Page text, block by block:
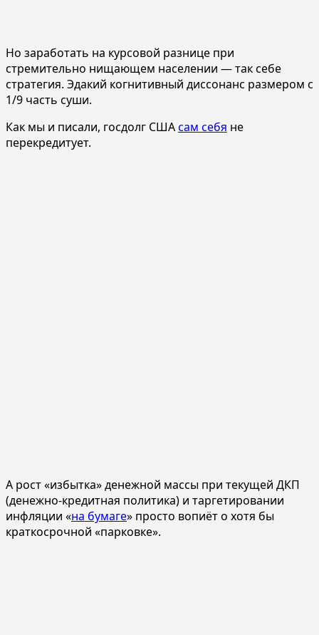
Но заработать на курсовой разнице при
стремительно нищающем населении — так себе
стратегия. Эдакий когнитивный диссонанс размером с
1/9 часть суши.
Как мы и писали, госдолг СШАсам себя не
перекредитует.
А рост «избытка» денежной массы при текущей ДКП
(денежно-кредитная политика) и таргетировании
инфляции «на бумаге» просто вопиёт о хотя бы
краткосрочной «парковке».